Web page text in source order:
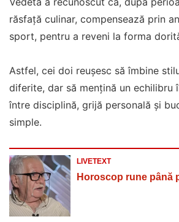
răsfață culinar, compensează prin
sport, pentru a reveni la forma
Astfel, cei doi reușesc să îmbine
diferite, dar să mențină un echilibru
între disciplină, grijă personală și
simple.
LIVETEXT
Horoscop rune până